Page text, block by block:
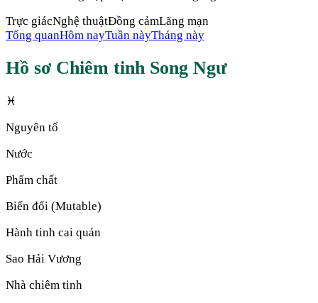
Trực giácNghệ thuậtĐồng cảmLãng mạn
Tổng quanHôm nayTuần nàyTháng này
Hồ sơ Chiêm tinh Song Ngư
♓
Nguyên tố
Nước
Phẩm chất
Biến đổi (Mutable)
Hành tinh cai quản
Sao Hải Vương
Nhà chiêm tinh